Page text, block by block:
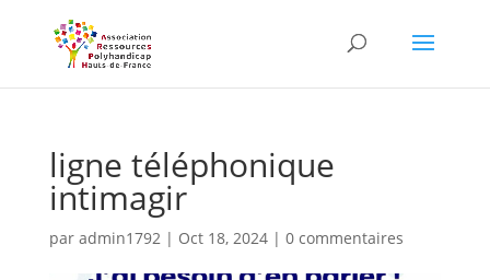
content
ligne téléphonique
intimagir
par admin1792| Oct 18, 2024| 0 commentaires